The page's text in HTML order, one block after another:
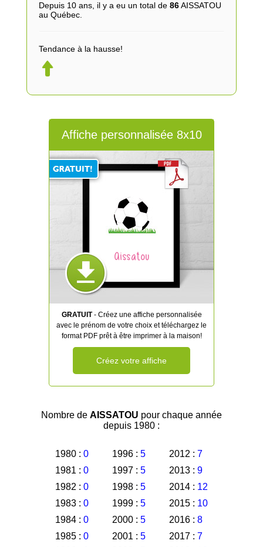
Depuis 10 ans, il y a eu un total de 86AISSATOU
au Québec.
Tendance à la hausse!
Affiche personnalisée 8x10
Aissatou
GRATUIT- Créez une affiche personnalisée
avec le prénom de votre choix et téléchargez le
format PDF prêt à être imprimer à la maison!
Créez votre affiche
Nombre de AISSATOU pour chaque année
depuis 1980 :
1980 : 0
1981 : 0
1982 : 0
1983 : 0
1984 : 0
1985 : 0
1996 : 5
1997 : 5
1998 : 5
1999 : 5
2000 : 5
2001 : 5
2012 : 7
2013 : 9
2014 : 12
2015 : 10
2016 : 8
2017 : 7